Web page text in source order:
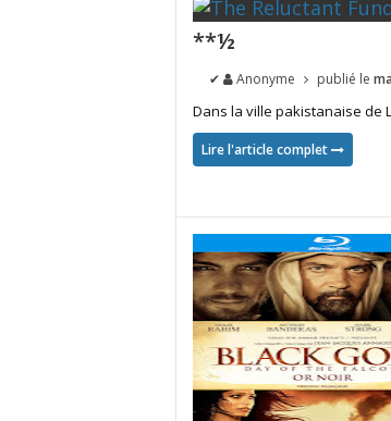
**½
✔ Anonyme publié le
Dans la ville pakistanaise de
Lire l'article complet